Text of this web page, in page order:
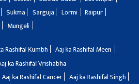
Sukma Sarguja Lormi
Raipur
Mungeli
Rashifal Kumbh
Aaj ka Rashifal Meen
ka Rashifal Vrishabha
Aaj ka Rashifal Cancer
Aaj ka Rashifal Singh